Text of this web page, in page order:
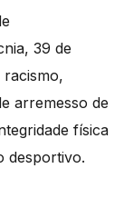
39 de
arremesso de
física
desportivo.